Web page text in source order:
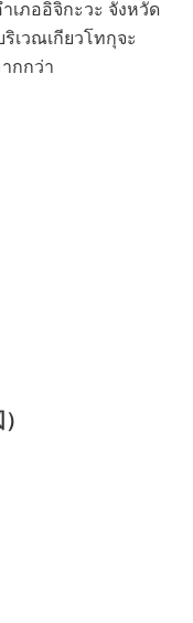
เภออิจิกะวะ จังหวัด
เวณเกียวโทกุจะ
กกว่า